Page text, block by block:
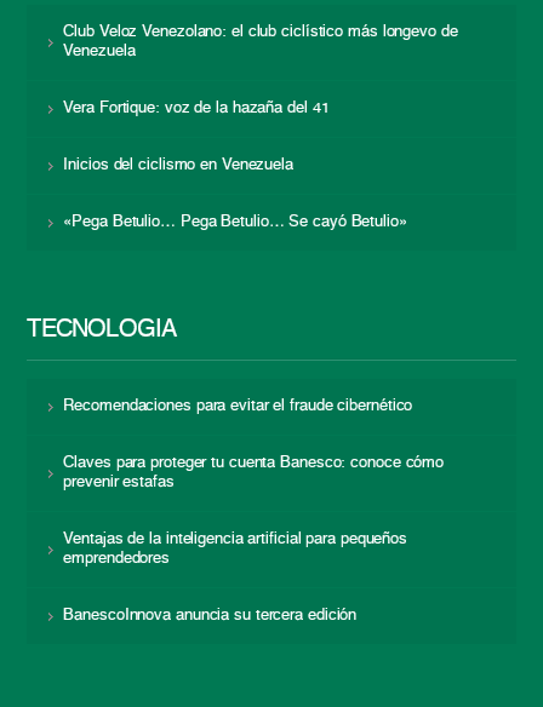
Club Veloz Venezolano: el club ciclístico más longevo de
Venezuela
Vera Fortique: voz de la hazaña del 41
Inicios del ciclismo en Venezuela
«Pega Betulio… Pega Betulio… Se cayó Betulio»
TECNOLOGÍA
Recomendaciones para evitar el fraude cibernético
Claves para proteger tu cuenta Banesco: conoce cómo
prevenir estafas
Ventajas de la inteligencia artificial para pequeños
emprendedores
BanescoInnova anuncia su tercera edición